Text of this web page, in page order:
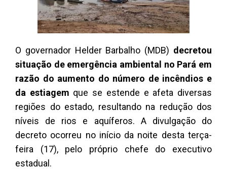
O governador Helder Barbalho (MDB) decretou
situação de emergência ambiental no Pará em
razão do aumento do número de incêndios e
da estiagem que se estende e afeta diversas
regiões do estado, resultando na redução dos
níveis de rios e aquíferos. A divulgação do
decreto ocorreu no início da noite desta terça-
feira (17), pelo próprio chefe do executivo
estadual.